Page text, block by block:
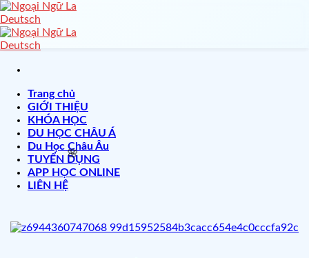
Skip
to
content
Trang chủ
GIỚI THIỆU
KHÓA HỌC
DU HỌC CHÂU Á
Du Học Châu Âu
TUYỂN DỤNG
APP HỌC ONLINE
LIÊN HỆ